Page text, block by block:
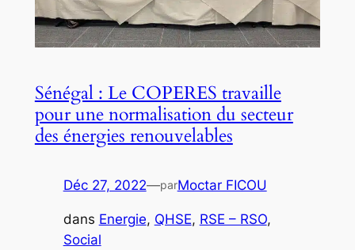
Sénégal : Le COPERES travaille
pour une normalisation du secteur
des énergies renouvelables
Déc 27, 2022—parMoctar FICOU
dans Energie, QHSE, RSE – RSO
Social